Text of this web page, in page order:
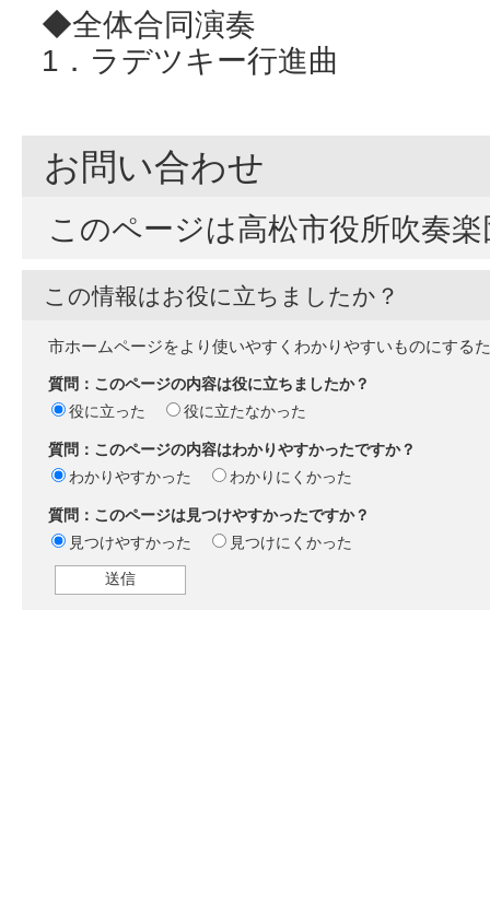
◆全体合同演奏
1．ラデツキー行進曲
お問い合わせ
このページは高松市役所吹奏
この情報はお役に立ちましたか？
市ホームページをより使いやすくわかりやすいものにする
質問：このページの内容は役に立ちましたか？
役に立った
役に立たなかった
質問：このページの内容はわかりやすかったですか？
わかりやすかった
わかりにくかった
質問：このページは見つけやすかったですか？
見つけやすかった
見つけにくかった